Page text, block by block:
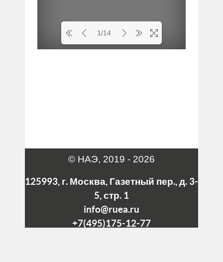
1/14
© НАЭ, 2019 - 2026
125993, г. Москва, Газетный пер., д. 3-
5, стр. 1
info@ruea.ru
+7(495)175-12-77